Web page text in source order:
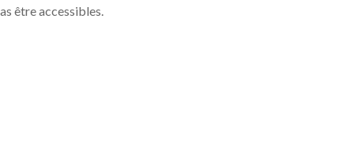
être accessibles.